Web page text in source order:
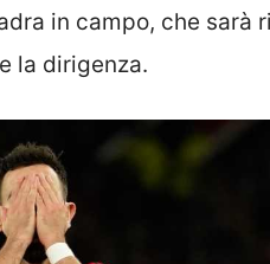
in campo, che sarà
la dirigenza.